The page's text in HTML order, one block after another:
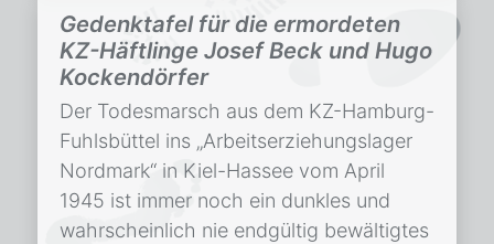
Gedenktafel für die ermordeten
KZ-Häftlinge Josef Beck und Hugo
Kockendörfer
Der Todesmarsch aus dem KZ-Hamburg-
Fuhlsbüttel ins „Arbeitserziehungslager
Nordmark“ in Kiel-Hassee vom April
1945 ist immer noch ein dunkles und
wahrscheinlich nie endgültig bewältigtes